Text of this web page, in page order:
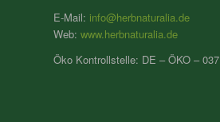
E-Mail: info@herbnaturalia.de
Web: www.herbnaturalia.de
Öko Kontrollstelle: DE – ÖKO – 037